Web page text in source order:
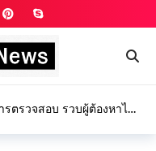
ตรวจสอบ รวบผู้ต้องหาได้